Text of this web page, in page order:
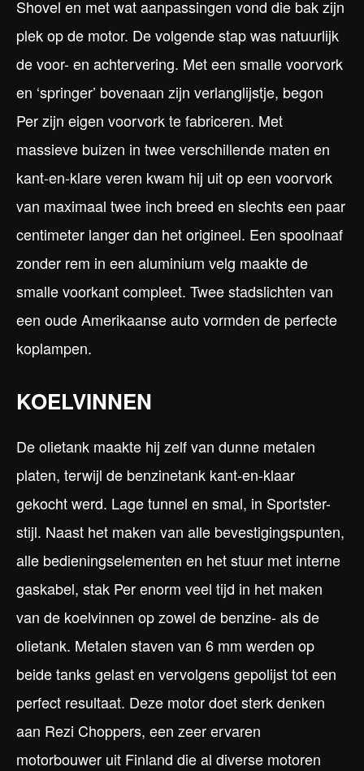
Shovel en met wat aanpassingen vond die bak zijn
plek op de motor. De volgende stap was natuurlijk
de voor- en achtervering. Met een smalle voorvork
en ‘springer’ bovenaan zijn verlanglijstje, begon
Per zijn eigen voorvork te fabriceren. Met
massieve buizen in twee verschillende maten en
kant-en-klare veren kwam hij uit op een voorvork
van maximaal twee inch breed en slechts een paar
centimeter langer dan het origineel. Een spoolnaaf
zonder rem in een aluminium velg maakte de
smalle voorkant compleet. Twee stadslichten van
een oude Amerikaanse auto vormden de perfecte
koplampen.
KOELVINNEN
De olietank maakte hij zelf van dunne metalen
platen, terwijl de benzinetank kant-en-klaar
gekocht werd. Lage tunnel en smal, in Sportster-
stijl. Naast het maken van alle bevestigingspunten,
alle bedieningselementen en het stuur met interne
gaskabel, stak Per enorm veel tijd in het maken
van de koelvinnen op zowel de benzine- als de
olietank. Metalen staven van 6 mm werden op
beide tanks gelast en vervolgens gepolijst tot een
perfect resultaat. Deze motor doet sterk denken
aan Rezi Choppers, een zeer ervaren
motorbouwer uit Finland die al diverse motoren